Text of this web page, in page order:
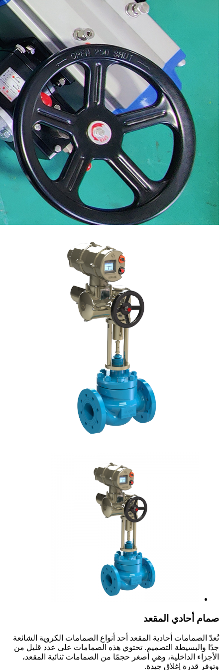
صمام أحادي المقعد
تُعدّ الصمامات أحادية المقعد أحد أنواع الصمامات الكروية الشائعة
جدًا والبسيطة التصميم. تحتوي هذه الصمامات على عدد قليل من
الأجزاء الداخلية، وهي أصغر حجمًا من الصمامات ثنائية المقعد،
وتوفر قدرة إغلاق جيدة.